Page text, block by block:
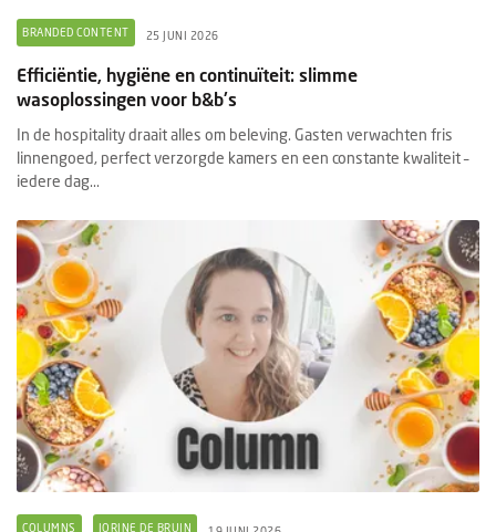
BRANDED CONTENT 25 JUNI 2026
Efficiëntie, hygiëne en continuïteit: slimme
wasoplossingen voor b&b's
In de hospitality draait alles om beleving. Gasten verwachten fris
linnengoed, perfect verzorgde kamers en een constante kwaliteit –
iedere dag...
COLUMNS JORINE DE BRUIN